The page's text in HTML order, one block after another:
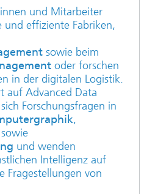
und Mitarbeiter
und effiziente Fabriken,
sowie beim
oder forschen
in der digitalen Logistik.
auf Advanced Data
Forschungsfragen in
,
sowie
und wenden
Intelligenz auf
Fragestellungen von